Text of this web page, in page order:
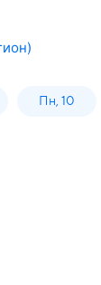
)
Пн, 10